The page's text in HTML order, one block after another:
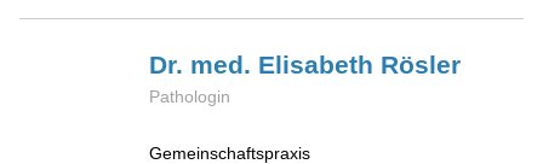
Dr. med. Elisabeth Rösler
Pathologin
Gemeinschaftspraxis